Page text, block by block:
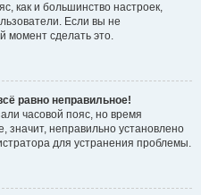
как и большинство настроек,
Если вы не
момент сделать это.
равно неправильное!
часовой пояс, но время
значит, неправильно установлено
для устранения проблемы.